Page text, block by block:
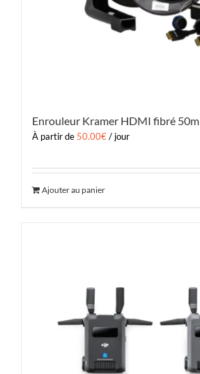
Enrouleur Kramer HDMI fibré 50m
À partir de 50.00€/ jour
Ajouter au panier